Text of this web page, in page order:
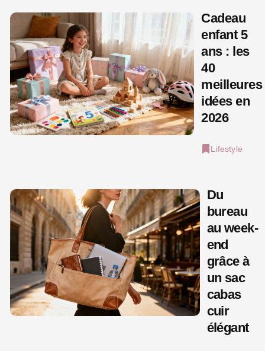
Cadeau
enfant 5
ans : les
40
meilleures
idées en
2026
Lifestyle
Du
bureau
au week-
end
grâce à
un sac
cabas
cuir
élégant